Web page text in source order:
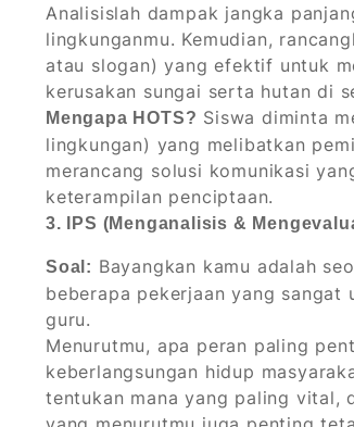
Analisislah dampak jangka
lingkunganmu. Kemudian,
atau slogan) yang efektif untuk
kerusakan sungai serta hutan di
Mengapa HOTS? Siswa diminta
lingkungan) yang melibatkan
merancang solusi komunikasi
keterampilan penciptaan.
3. IPS (Menganalisis &
Soal: Bayangkan kamu adalah
beberapa pekerjaan yang sangat
guru.
Menurutmu, apa peran paling
keberlangsungan hidup
tentukan mana yang paling vital,